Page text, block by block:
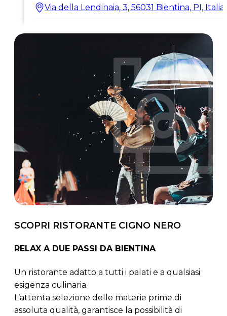
Via della Lendinaia, 3, 56031 Bientina, PI, Italia
SCOPRI RISTORANTE CIGNO NERO
RELAX A DUE PASSI DA BIENTINA
Un ristorante adatto a tutti i palati e a qualsiasi
esigenza culinaria.
L’attenta selezione delle materie prime di
assoluta qualità, garantisce la possibilità di